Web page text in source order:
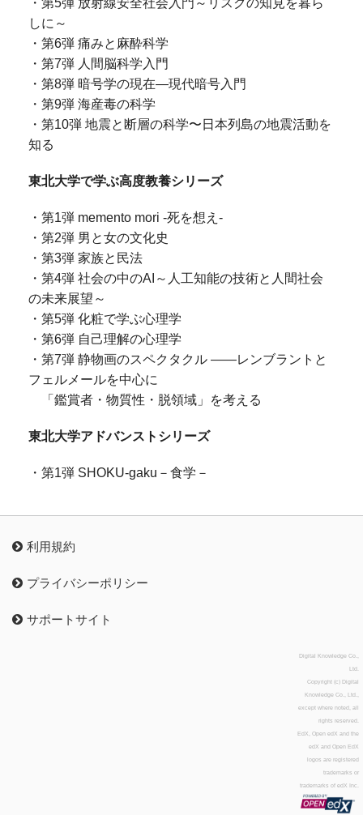
・第5弾 放射線安全社会入門～リスクの知見を暮ら
しに～
・第6弾 痛みと麻酔科学
・第7弾 人間脳科学入門
・第8弾 暗号学の現在―現代暗号入門
・第9弾 海産毒の科学
・第10弾 地震と断層の科学〜日本列島の地震活動を
知る
東北大学で学ぶ高度教養シリーズ
・第1弾 memento mori -死を想え-
・第2弾 男と女の文化史
・第3弾 家族と民法
・第4弾 社会の中のAI～人工知能の技術と人間社会
の未来展望～
・第5弾 化粧で学ぶ心理学
・第6弾 自己理解の心理学
・第7弾 静物画のスペクタクル ――レンブラントと
フェルメールを中心に
「鑑賞者・物質性・脱領域」を考える
東北大学アドバンストシリーズ
・第1弾 SHOKU-gaku－食学－
利用規約
プライバシーポリシー
サポートサイト
Digital Knowledge Co.,
Ltd.
Copyright (c) Digital
Knowledge Co., Ltd.,
except where noted, all
rights reserved.
EdX, Open edX and the
edX and Open EdX
logos are registered
trademarks or
trademarks of edX Inc.